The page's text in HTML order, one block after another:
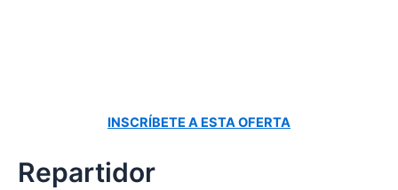
INSCRÍBETE A ESTA OFERTA
Repartidor